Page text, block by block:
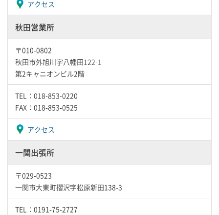
アクセス
秋田営業所
〒010-0802
秋田市外旭川字八幡田122-1
第2キャニオンビル2階
TEL：018-853-0220
FAX：018-853-0525
アクセス
一関出張所
〒029-0523
一関市大東町摺沢字松原新田138-3
TEL：0191-75-2727